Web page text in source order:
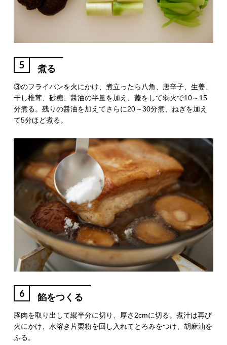
5 煮る
③のフライパンを火にかけ、煮立ったら八角、唐辛子、生姜、
干し椎茸、砂糖、醤油の半量を加え、蓋をして弱火で10～15
分煮る。残りの醤油を加えてさらに20～30分煮、ねぎを加え
て5分ほど煮る。
6 餡をつくる
豚肉を取り出して縦半分に切り、厚さ2cmに切る。煮汁は再び
火にかけ、水溶き片栗粉を回し入れてとろみをつけ、胡麻油を
ふる。